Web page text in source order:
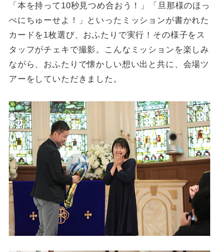
「本を持って10秒見つめ合おう！」「旦那様のほっ
ぺにちゅーせよ！」といったミッションが書かれた
カードを1枚選び、おふたりで実行！その様子をス
タッフがチェキで撮影。こんなミッションを楽しみ
ながら、おふたりで懐かしい想い出と共に、会場ツ
アーをしていただきました。